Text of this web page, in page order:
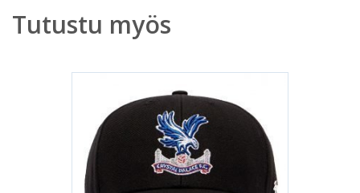
Tutustu myös